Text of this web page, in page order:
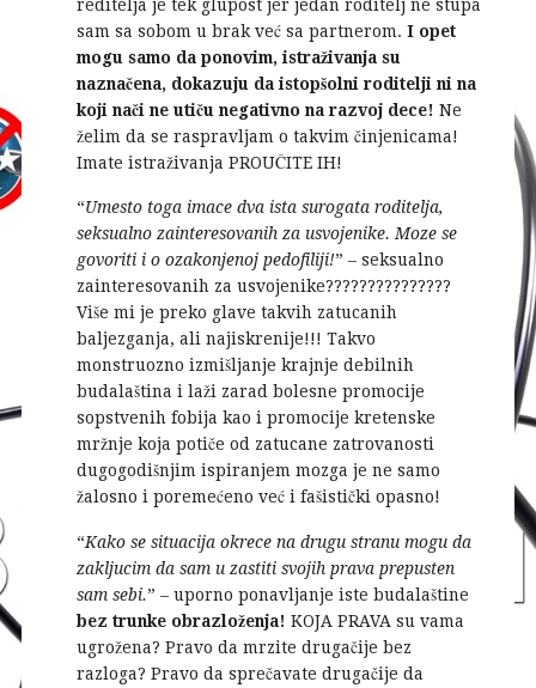
reditelja je tek glupost jer jedan roditelj ne stupa
sam sa sobom u brak već sa partnerom.I opet
mogu samo da ponovim, istraživanja su
naznačena, dokazuju da istopšolni roditelji ni na
koji nači ne utiču negativno na razvoj dece! Ne
želim da se raspravljam o takvim činjenicama!
Imate istraživanja PROUČITE IH!
“Umesto toga imace dva ista surogata roditelja,
seksualno zainteresovanih za usvojenike. Moze se
govoriti i o ozakonjenoj pedofiliji!” – seksualno
zainteresovanih za usvojenike???????????????
Više mi je preko glave takvih zatucanih
baljezganja, ali najiskrenije!!! Takvo
monstruozno izmišljanje krajnje debilnih
budalaština i laži zarad bolesne promocije
sopstvenih fobija kao i promocije kretenske
mržnje koja potiče od zatucane zatrovanosti
dugogodišnjim ispiranjem mozga je ne samo
žalosno i poremećeno već i fašistički opasno!
“Kako se situacija okrece na drugu stranu mogu da
zakljucim da sam u zastiti svojih prava prepusten
sam sebi.” – uporno ponavljanje iste budalaštine
bez trunke obrazloženja! KOJA PRAVA su vama
ugrožena? Pravo da mrzite drugačije bez
razloga? Pravo da sprečavate drugačije da